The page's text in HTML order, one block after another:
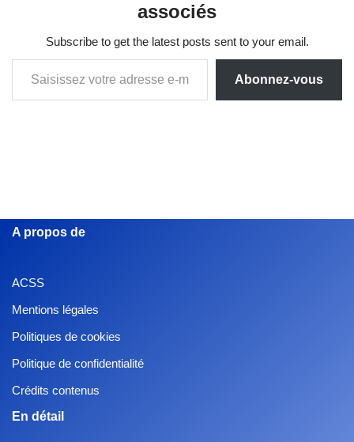
associés
Subscribe to get the latest posts sent to your email.
Abonnez-vous
A propos de
ACSS
Mentions légales
Politiques de cookies
Politique de confidentialité
Crédits contenus
En détail